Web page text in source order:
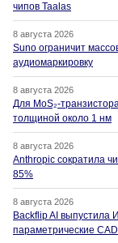
чипов Taalas
8 августа 2026
Suno ограничит
аудиомаркировку
8 августа 2026
Для MoS₂-
толщиной около 1 нм
8 августа 2026
Anthropic сократила
85%
8 августа 2026
Backflip AI выпустила
параметрические